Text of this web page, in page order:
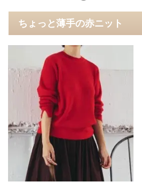
ちょっと薄手の赤ニット